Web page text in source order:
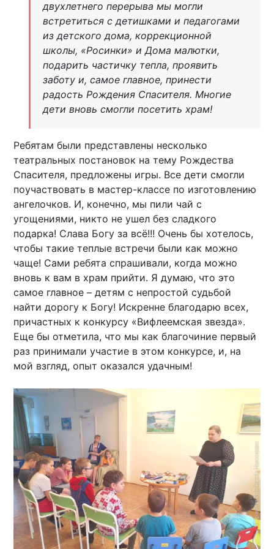
двухлетнего перерыва мы могли
встретиться с детишками и педагогами
из детского дома, коррекционной
школы, «Росинки» и Дома малютки,
подарить частичку тепла, проявить
заботу и, самое главное, принести
радость Рождения Спасителя. Многие
дети вновь смогли посетить храм!
Ребятам были представлены несколько
театральных постановок на тему Рождества
Спасителя, предложены игры. Все дети смогли
поучаствовать в мастер-классе по изготовлению
ангелочков. И, конечно, мы пили чай с
угощениями, никто не ушел без сладкого
подарка! Слава Богу за всё!!! Очень бы хотелось,
чтобы такие теплые встречи были как можно
чаще! Сами ребята спрашивали, когда можно
вновь к вам в храм прийти. Я думаю, что это
самое главное – детям с непростой судьбой
найти дорогу к Богу! Искренне благодарю всех,
причастных к конкурсу «Вифлеемская звезда».
Еще бы отметила, что мы как благочиние первый
раз принимали участие в этом конкурсе, и, на
мой взгляд, опыт оказался удачным!